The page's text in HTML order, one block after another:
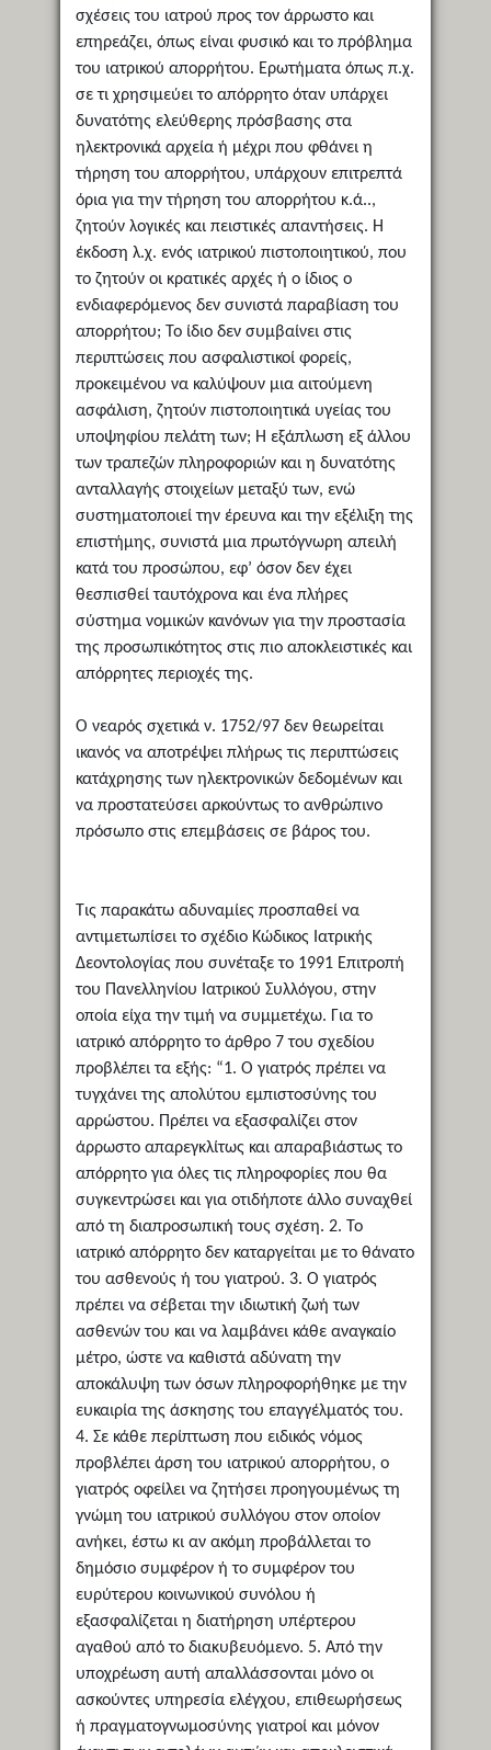
σχέσεις του ιατρού προς τον άρρωστο και
επηρεάζει, όπως είναι φυσικό και το πρόβλημα
του ιατρικού απορρήτου. Ερωτήματα όπως π.χ.
σε τι χρησιμεύει το απόρρητο όταν υπάρχει
δυνατότης ελεύθερης πρόσβασης στα
ηλεκτρονικά αρχεία ή μέχρι που φθάνει η
τήρηση του απορρήτου, υπάρχουν επιτρεπτά
όρια για την τήρηση του απορρήτου κ.ά..,
ζητούν λογικές και πειστικές απαντήσεις. Η
έκδοση λ.χ. ενός ιατρικού πιστοποιητικού, που
το ζητούν οι κρατικές αρχές ή ο ίδιος ο
ενδιαφερόμενος δεν συνιστά παραβίαση του
απορρήτου; Το ίδιο δεν συμβαίνει στις
περιπτώσεις που ασφαλιστικοί φορείς,
προκειμένου να καλύψουν μια αιτούμενη
ασφάλιση, ζητούν πιστοποιητικά υγείας του
υποψηφίου πελάτη των; Η εξάπλωση εξ άλλου
των τραπεζών πληροφοριών και η δυνατότης
ανταλλαγής στοιχείων μεταξύ των, ενώ
συστηματοποιεί την έρευνα και την εξέλιξη της
επιστήμης, συνιστά μια πρωτόγνωρη απειλή
κατά του προσώπου, εφ’ όσον δεν έχει
θεσπισθεί ταυτόχρονα και ένα πλήρες
σύστημα νομικών κανόνων για την προστασία
της προσωπικότητος στις πιο αποκλειστικές και
απόρρητες περιοχές της.
Ο νεαρός σχετικά ν. 1752/97 δεν θεωρείται
ικανός να αποτρέψει πλήρως τις περιπτώσεις
κατάχρησης των ηλεκτρονικών δεδομένων και
να προστατεύσει αρκούντως το ανθρώπινο
πρόσωπο στις επεμβάσεις σε βάρος του.
Τις παρακάτω αδυναμίες προσπαθεί να
αντιμετωπίσει το σχέδιο Κώδικος Ιατρικής
Δεοντολογίας που συνέταξε το 1991 Επιτροπή
του Πανελληνίου Ιατρικού Συλλόγου, στην
οποία είχα την τιμή να συμμετέχω. Για το
ιατρικό απόρρητο το άρθρο 7 του σχεδίου
προβλέπει τα εξής: “1. Ο γιατρός πρέπει να
τυγχάνει της απολύτου εμπιστοσύνης του
αρρώστου. Πρέπει να εξασφαλίζει στον
άρρωστο απαρεγκλίτως και απαραβιάστως το
απόρρητο για όλες τις πληροφορίες που θα
συγκεντρώσει και για οτιδήποτε άλλο συναχθεί
από τη διαπροσωπική τους σχέση. 2. Το
ιατρικό απόρρητο δεν καταργείται με το θάνατο
του ασθενούς ή του γιατρού. 3. Ο γιατρός
πρέπει να σέβεται την ιδιωτική ζωή των
ασθενών του και να λαμβάνει κάθε αναγκαίο
μέτρο, ώστε να καθιστά αδύνατη την
αποκάλυψη των όσων πληροφορήθηκε με την
ευκαιρία της άσκησης του επαγγέλματός του.
4. Σε κάθε περίπτωση που ειδικός νόμος
προβλέπει άρση του ιατρικού απορρήτου, ο
γιατρός οφείλει να ζητήσει προηγουμένως τη
γνώμη του ιατρικού συλλόγου στον οποίον
ανήκει, έστω κι αν ακόμη προβάλλεται το
δημόσιο συμφέρον ή το συμφέρον του
ευρύτερου κοινωνικού συνόλου ή
εξασφαλίζεται η διατήρηση υπέρτερου
αγαθού από το διακυβευόμενο. 5. Από την
υποχρέωση αυτή απαλλάσσονται μόνο οι
ασκούντες υπηρεσία ελέγχου, επιθεωρήσεως
ή πραγματογνωμοσύνης γιατροί και μόνον